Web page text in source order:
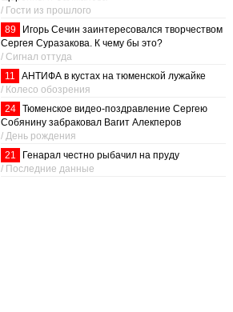
/ Гости из прошлого
89
Игорь Сечин заинтересовался творчеством
Сергея Суразакова. К чему бы это?
/ Сигнал оттуда
11
АНТИФА в кустах на тюменской лужайке
/ Колесо обозрения
24 Тюменское видео-поздравление Сергею
Собянину забраковал Вагит Алекперов
/ День рождения
21
Генарал честно рыбачил на пруду
/ Последние данные